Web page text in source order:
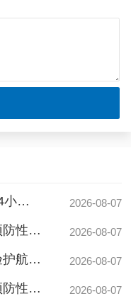
海珠工厂变压器预防性测验，24小时生产不断电的守护神 2026-08-07
海珠医院配电房守护者：高压预防性试验如何规避呼吸机停摆风险 2026-08-07
大型工厂电房检测，预防性试验护航24h连续生产 2026-08-07
医院断电零容忍！海珠配电房预防性检测如何守住生命线？ 2026-08-07